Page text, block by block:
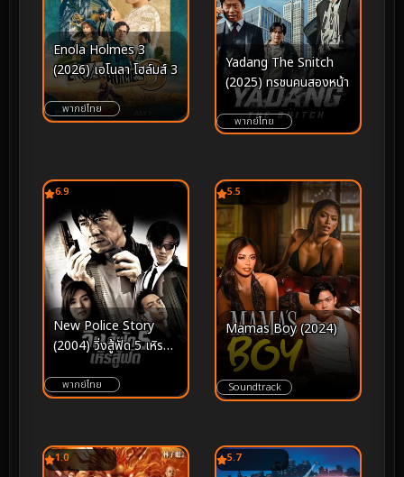
Enola Holmes 3
(2026) เอโนลา โฮล์มส์ 3
พากย์ไทย
Yadang The Snitch
(2025) ทรชนคนสองหน้า
พากย์ไทย
6.9
New Police Story
(2004) วิ่งสู้ฟัด 5 เหิรสู้
พากย์ไทย
5.5
Mamas Boy (2024)
Soundtrack
1.0 5.7